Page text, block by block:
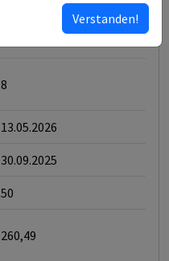
Management GmbH
8
13.05.2026
30.09.2025
50
260,49
Verstanden!